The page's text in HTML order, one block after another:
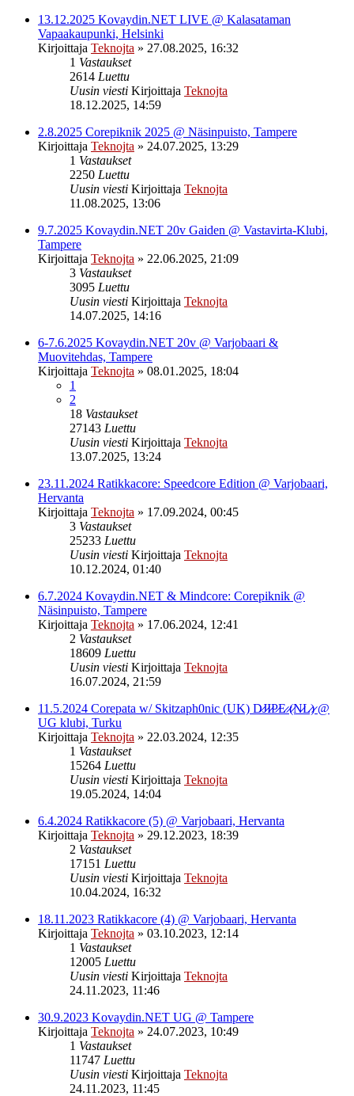
13.12.2025 Kovaydin.NET LIVE @ Kalasataman
Vapaakaupunki, Helsinki
Kirjoittaja Teknojta » 27.08.2025, 16:32
1 Vastaukset
2614 Luettu
Uusin viesti Kirjoittaja Teknojta
18.12.2025, 14:59
2.8.2025 Corepiknik 2025 @ Näsinpuisto, Tampere
Kirjoittaja Teknojta » 24.07.2025, 13:29
1 Vastaukset
2250 Luettu
Uusin viesti Kirjoittaja Teknojta
11.08.2025, 13:06
9.7.2025 Kovaydin.NET 20v Gaiden @ Vastavirta-Klubi,
Tampere
Kirjoittaja Teknojta » 22.06.2025, 21:09
3 Vastaukset
3095 Luettu
Uusin viesti Kirjoittaja Teknojta
14.07.2025, 14:16
6-7.6.2025 Kovaydin.NET 20v @ Varjobaari &
Muovitehdas, Tampere
Kirjoittaja Teknojta » 08.01.2025, 18:04
1
2
18 Vastaukset
27143 Luettu
Uusin viesti Kirjoittaja Teknojta
13.07.2025, 13:24
23.11.2024 Ratikkacore: Speedcore Edition @ Varjobaari,
Hervanta
Kirjoittaja Teknojta » 17.09.2024, 00:45
3 Vastaukset
25233 Luettu
Uusin viesti Kirjoittaja Teknojta
10.12.2024, 01:40
6.7.2024 Kovaydin.NET & Mindcore: Corepiknik @
Näsinpuisto, Tampere
Kirjoittaja Teknojta » 17.06.2024, 12:41
2 Vastaukset
18609 Luettu
Uusin viesti Kirjoittaja Teknojta
16.07.2024, 21:59
11.5.2024 Corepata w/ Skitzaph0nic (UK) D̷J̷I̷P̷E̷ ̷(̷N̷L̷)̷ @
UG klubi, Turku
Kirjoittaja Teknojta » 22.03.2024, 12:35
1 Vastaukset
15264 Luettu
Uusin viesti Kirjoittaja Teknojta
19.05.2024, 14:04
6.4.2024 Ratikkacore (5) @ Varjobaari, Hervanta
Kirjoittaja Teknojta » 29.12.2023, 18:39
2 Vastaukset
17151 Luettu
Uusin viesti Kirjoittaja Teknojta
10.04.2024, 16:32
18.11.2023 Ratikkacore (4) @ Varjobaari, Hervanta
Kirjoittaja Teknojta » 03.10.2023, 12:14
1 Vastaukset
12005 Luettu
Uusin viesti Kirjoittaja Teknojta
24.11.2023, 11:46
30.9.2023 Kovaydin.NET UG @ Tampere
Kirjoittaja Teknojta » 24.07.2023, 10:49
1 Vastaukset
11747 Luettu
Uusin viesti Kirjoittaja Teknojta
24.11.2023, 11:45